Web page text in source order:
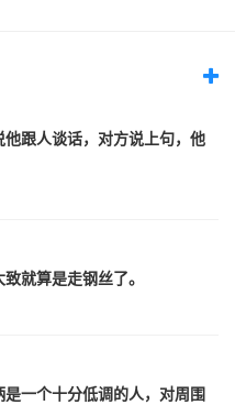
跟人谈话，对方说上句，他
就算是走钢丝了。
一个十分低调的人，对周围